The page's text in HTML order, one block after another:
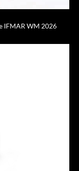
IFMAR WM 2026